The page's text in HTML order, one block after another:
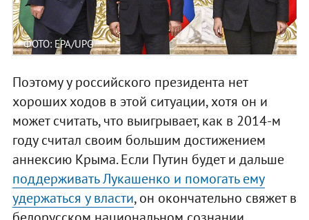
ФОТО: EPA/UPG
Поэтому у российского президента нет
хороших ходов в этой ситуации, хотя он и
может считать, что выигрывает, как в 2014-м
году считал своим большим достижением
аннексию Крыма. Если Путин будет и дальше
поддерживать Лукашенко и помогать ему
удержаться у власти, он окончательно свяжет в